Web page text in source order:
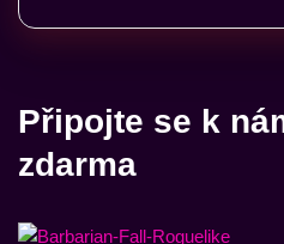
Připojte se k
zdarma